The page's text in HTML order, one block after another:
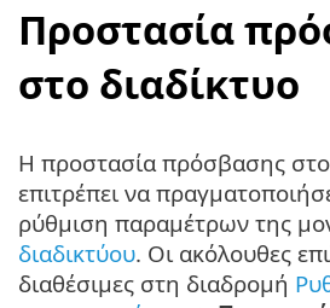
Προστασία
στο διαδίκτυο
Η προστασία πρόσβασης στο
επιτρέπει να
ρύθμιση παραμέτρων της
διαδικτύου. Οι ακόλουθες
διαθέσιμες στη διαδρομή